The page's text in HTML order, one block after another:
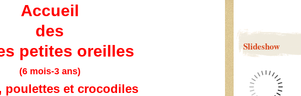
Accueil
des
petites oreilles
(6 mois-3 ans)
poulettes et crocodiles
Slideshow